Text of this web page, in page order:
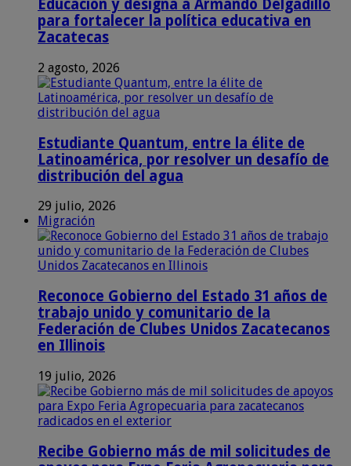
Educación y designa a Armando Delgadillo
para fortalecer la política educativa en
Zacatecas
2 agosto, 2026
Estudiante Quantum, entre la élite de
Latinoamérica, por resolver un desafío de
distribución del agua
29 julio, 2026
Migración
Reconoce Gobierno del Estado 31 años de
trabajo unido y comunitario de la
Federación de Clubes Unidos Zacatecanos
en Illinois
19 julio, 2026
Recibe Gobierno más de mil solicitudes de